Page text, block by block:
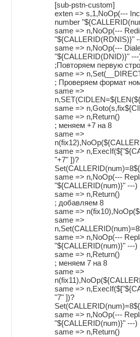
[sub-pstn-custom]
exten => s,1,NoOp(---
number
same => n,NoOp(---
"${CALLERID(RDNIS)}"
same => n,NoOp(---
"${CALLERID(DNID)}" ---
;Повторяем первую
same =>
; Проверяем формат
same =>
same =>
same => n,Return()
; меняем +7 на 8
same =>
same =>
"+7" ])?
same => n,NoOp(---
"${CALLERID(num)}" ---)
same => n,Return()
; добавляем 8
same =>
same =>
same => n,NoOp(---
"${CALLERID(num)}" ---)
same => n,Return()
; меняем 7 на 8
same =>
same =>
"7" ])?
same => n,NoOp(---
"${CALLERID(num)}" ---)
same => n,Return()